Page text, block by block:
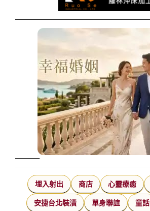
埋入射出 商店 心靈療癒
安捷台北裝潢 單身聯誼 童話